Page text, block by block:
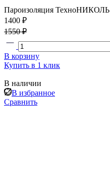
Пароизоляция ТехноНИКОЛЬ
1400 ₽
1550 ₽
В корзину
Купить в 1 клик
В наличии
В избранное
Сравнить